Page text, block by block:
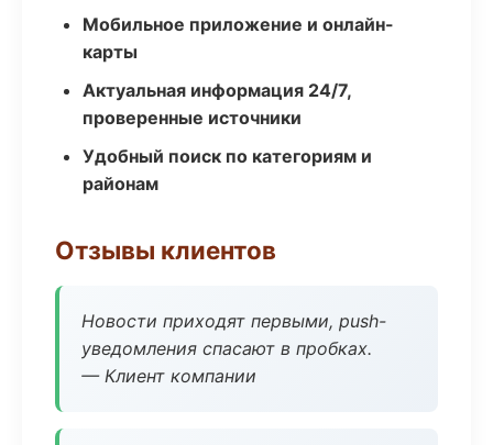
Мобильное приложение и онлайн-
карты
Актуальная информация 24/7,
проверенные источники
Удобный поиск по категориям и
районам
Отзывы клиентов
Новости приходят первыми, push-
уведомления спасают в пробках.
— Клиент компании